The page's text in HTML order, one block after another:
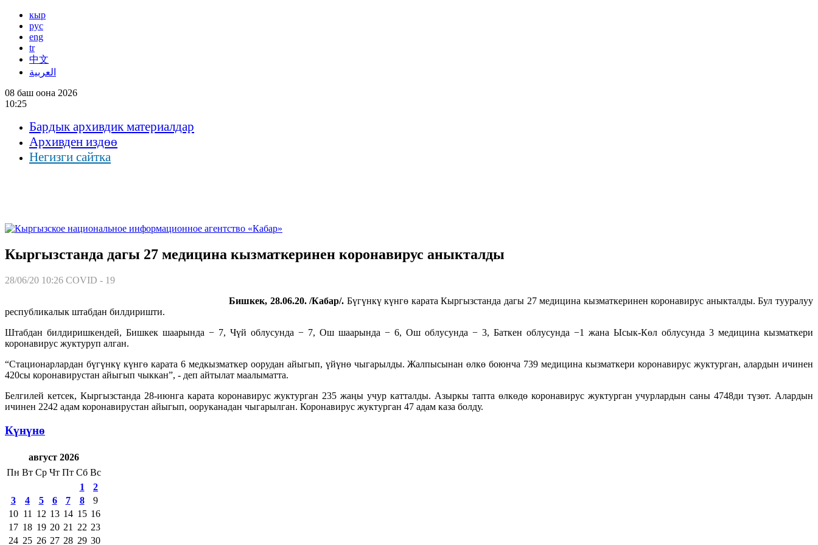
кыр
рус
eng
tr
中文
العربية
08 баш оона 2026
10:25
Бардык архивдик материалдар
Архивден издөө
Негизги сайтка
Кыргызстанда дагы 27 медицина кызматкеринен коронавирус аныкталды
28/06/20 10:26 COVID - 19
Бишкек, 28.06.20. /Кабар/. Бүгүнкү күнгө карата Кыргызстанда дагы 27 медицина кызматкеринен коронавирус аныкталды. Бул тууралуу
республикалык штабдан билдиришти.
Штабдан билдиришкендей, Бишкек шаарында − 7, Чүй облусунда − 7, Ош шаарында − 6, Ош облусунда − 3, Баткен облусунда −1 жана Ысык-Көл облусунда 3 медицина кызматкери
коронавирус жуктуруп алган.
“Стационарлардан бүгүнкү күнгө карата 6 медкызматкер оорудан айыгып, үйүнө чыгарылды. Жалпысынан өлкө боюнча 739 медицина кызматкери коронавирус жуктурган, алардын ичинен
420сы коронавирустан айыгып чыккан”, - деп айтылат маалыматта.
Белгилей кетсек, Кыргызстанда 28-июнга карата коронавирус жуктурган 235 жаңы учур катталды. Азыркы тапта өлкөдө коронавирус жуктурган учурлардын саны 4748ди түзөт. Алардын
ичинен 2242 адам коронавирустан айыгып, ооруканадан чыгарылган. Коронавирус жуктурган 47 адам каза болду.
Күнүнө
август 2026
Пн Вт Ср Чт Пт Сб Вс
1
2
3
4 5 6 7 8
9
10 11 12 13 14 15 16
17 18 19 20 21 22 23
24 25 26 27 28 29 30